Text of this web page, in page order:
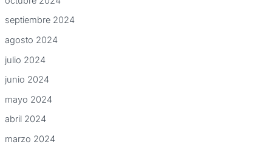
septiembre 2024
agosto 2024
julio 2024
junio 2024
mayo 2024
abril 2024
marzo 2024